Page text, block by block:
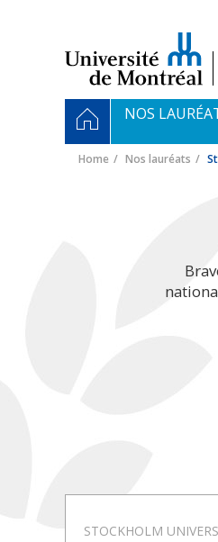
Navigation
principale
HOMENOS
Home Nos lauréats
STOCKHOLM